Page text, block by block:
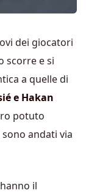
dei giocatori
scorre e si
a quelle di
e Hakan
potuto
andati via
hanno il